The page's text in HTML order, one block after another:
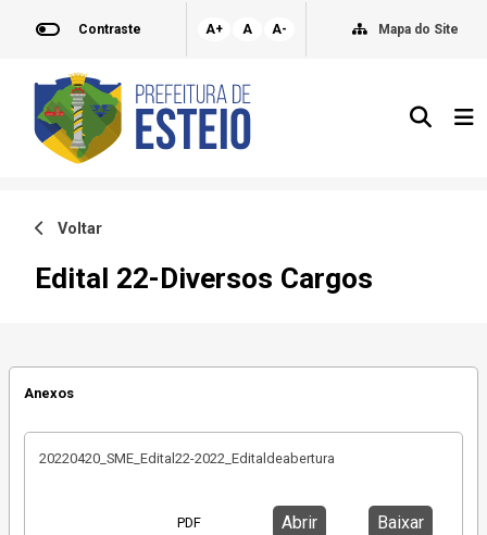
Contraste A+ A A- Mapa do Site
Voltar
Edital 22-Diversos Cargos
Anexos
20220420_SME_Edital22-2022_Editaldeabertura
PDF Abrir Baixar